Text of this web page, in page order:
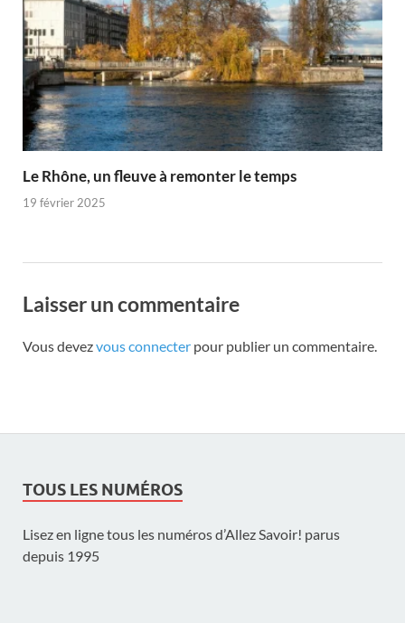
Le Rhône, un fleuve à remonter le temps
19 février 2025
Laisser un commentaire
Vous devezvous connecter pour publier un commentaire.
TOUS LES NUMÉROS
Lisez en ligne tous les numéros d’Allez Savoir! parus
depuis 1995